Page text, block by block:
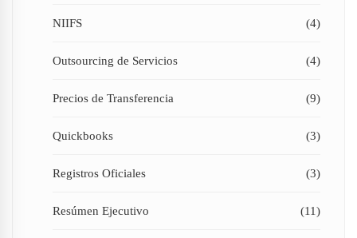
NIIFS (4)
Outsourcing de Servicios (4)
Precios de Transferencia (9)
Quickbooks (3)
Registros Oficiales (3)
Resúmen Ejecutivo (11)